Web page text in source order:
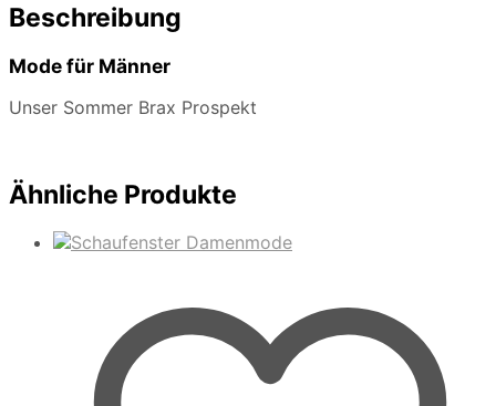
Beschreibung
Mode für Männer
Unser Sommer Brax Prospekt
Ähnliche Produkte